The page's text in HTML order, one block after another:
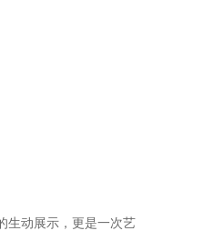
生动展示，更是一次艺